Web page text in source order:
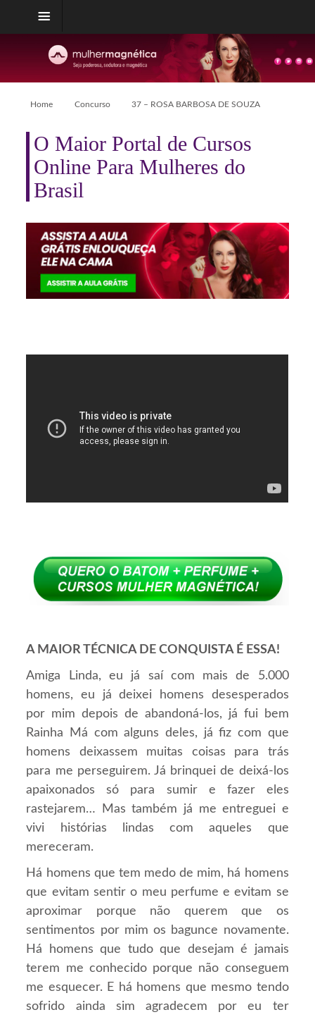
Home Concurso 37 – ROSA BARBOSA DE SOUZA
O Maior Portal de Cursos
Online Para Mulheres do
Brasil
A MAIOR TÉCNICA DE CONQUISTA É ESSA!
Amiga Linda, eu já saí com mais de 5.000
homens, eu já deixei homens desesperados
por mim depois de abandoná-los, já fui bem
Rainha Má com alguns deles, já fiz com que
homens deixassem muitas coisas para trás
para me perseguirem. Já brinquei de deixá-los
apaixonados só para sumir e fazer eles
rastejarem… Mas também já me entreguei e
vivi histórias lindas com aqueles que
mereceram.
Há homens que tem medo de mim, há homens
que evitam sentir o meu perfume e evitam se
aproximar porque não querem que os
sentimentos por mim os bagunce novamente.
Há homens que tudo que desejam é jamais
terem me conhecido porque não conseguem
me esquecer. E há homens que mesmo tendo
sofrido ainda sim agradecem por eu ter